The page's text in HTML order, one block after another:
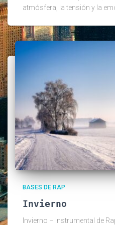
atmósfera, la tensión y la
BASES DE RAP
Invierno
Invierno – Instrumental de